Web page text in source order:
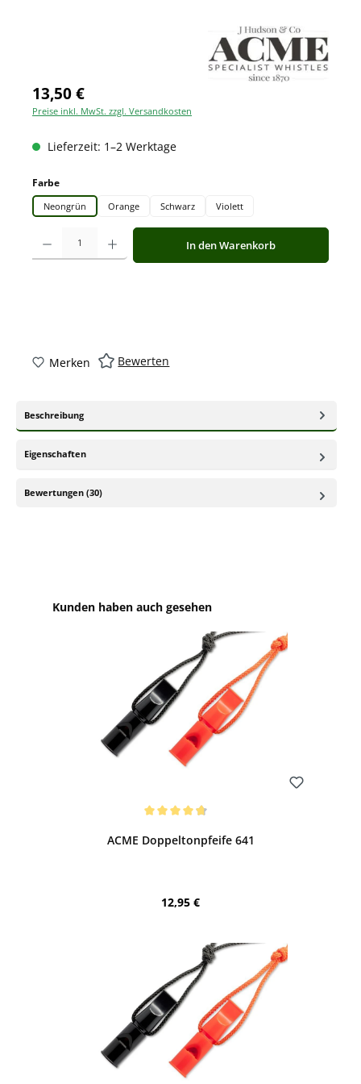
13,50 €
Preise inkl. MwSt. zzgl. Versandkosten
Lieferzeit: 1–2 Werktage
Farbeauswählen
Neongrün Orange Schwarz Violett
Produkt Anzahl: Gib den gewünschten Wert ein oder benutze die
In den Warenkorb
Merken Bewerten
Beschreibung
Eigenschaften
Bewertungen (30)
Produktgalerie überspringen
Kunden haben auch gesehen
ACME Doppeltonpfeife 641
Regulärer Preis:
12,95 €